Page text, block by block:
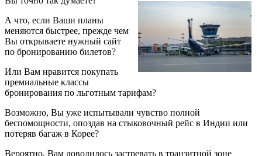
А что, если Ваши планы
меняются быстрее, прежде чем
Вы открываете нужный сайт
по бронированию билетов?
Или Вам нравится покупать
премиальные классы
бронирования по льготным тарифам?
Возможно, Вы уже испытывали чувство полной
беспомощности, опоздав на стыковочный рейс в Индии или
потеряв багаж в Корее?
Вероятно, Вам доводилось застревать в транзитной зоне